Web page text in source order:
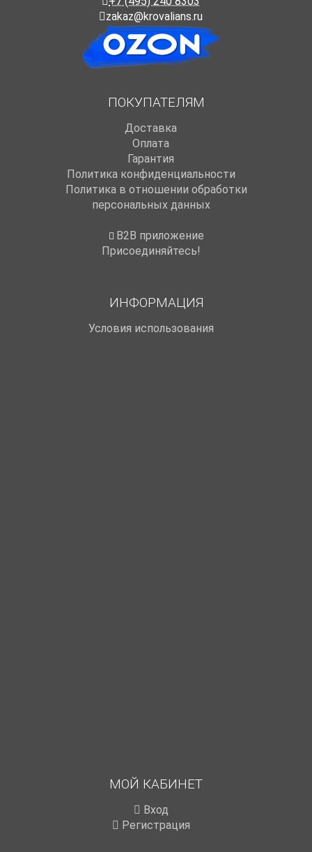
zakaz@krovalians.ru
ПОКУПАТЕЛЯМ
Доставка
Оплата
Гарантия
Политика конфиденциальности
Политика в отношении обработки
персональных данных
B2B приложение
Присоединяйтесь!
ИНФОРМАЦИЯ
Условия использования
МОЙ КАБИНЕТ
Вход
Регистрация